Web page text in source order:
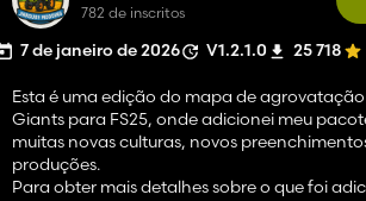
782 de inscritos
7 de janeiro de 2026 V1.2.1.0 25 718
Esta é uma edição do mapa de
Giants para FS25, onde adicionei meu
muitas novas culturas, novos
produções.
Para obter mais detalhes sobre o que foi